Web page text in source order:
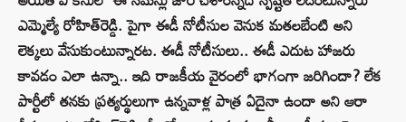
ఎమ్మెల్యే రోహిత్‌రెడ్డి. పైగా ఈడీ నోటీసుల వెనుక మతలబేంటి అని
లెక్కలు వేసుకుంటున్నారట. ఈడీ నోటీసులు.. ఈడీ ఎదుట హాజరు
కావడం ఎలా ఉన్నా.. ఇది రాజకీయ వైరంలో భాగంగా జరిగిందా? లేక
పార్టీలో తనకు ప్రత్యర్థులుగా ఉన్నవాళ్ల పాత్ర ఏదైనా ఉందా అని ఆరా